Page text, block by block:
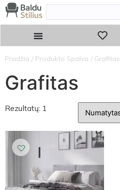
Pradžia / Produkto Spalva / Grafitas
Grafitas
Rezultatų: 1